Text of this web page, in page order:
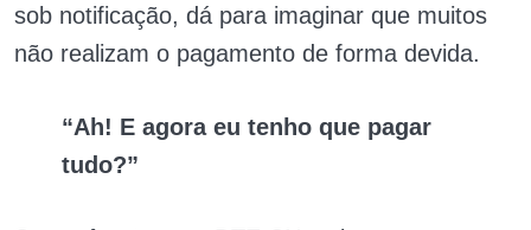
sob notificação, dá para imaginar que muitos
não realizam o pagamento de forma devida.
“Ah! E agora eu tenho que pagar
tudo?”